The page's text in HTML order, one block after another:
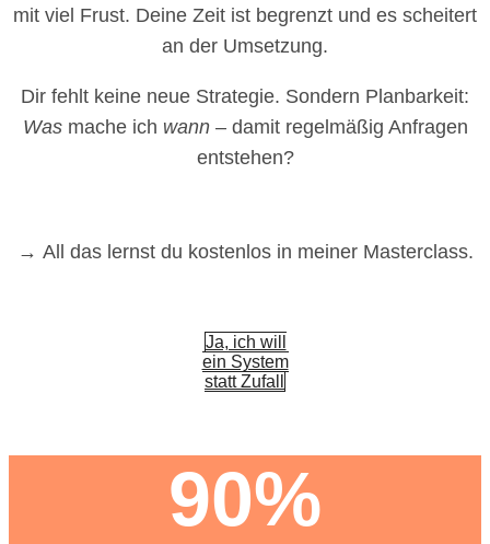
mit viel Frust. Deine Zeit ist begrenzt und es scheitert
an der Umsetzung.
Dir fehlt keine neue Strategie. Sondern Planbarkeit:
Was mache ich wann– damit regelmäßig Anfragen
entstehen?
→ All das lernst du kostenlos in meiner Masterclass.
Ja, ich will
ein System
statt Zufall
90%